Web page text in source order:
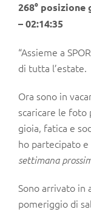
268° posizione
– 02:14:35
“Assieme a
di tutta l’estate.
Ora sono in
scaricare le foto
gioia, fatica e
ho partecipato e
settimana
Sono arrivato in
pomeriggio di